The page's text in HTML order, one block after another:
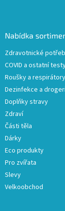
Nabídka
Zdravotnické
COVID a ostatní
Roušky a respirátory
Dezinfekce a
Doplňky stravy
Zdraví
Části těla
Dárky
Eco produkty
Pro zvířata
Slevy
Velkoobchod